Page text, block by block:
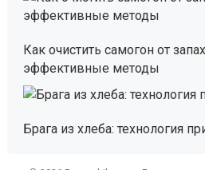
Как очистить самогон от
эффективные методы
Брага из хлеба: технология